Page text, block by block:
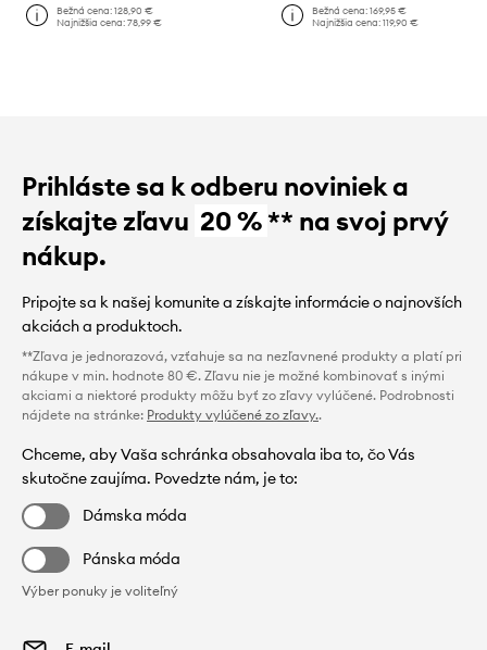
Bežná cena:128,90 €
Najnižšia cena:78,99 €
Bežná cena: 169,95 €
Najnižšia cena: 119,90 €
Prihláste sa k odberu noviniek a
získajte zľavu 20 %** na svoj prvý
nákup.
Pripojte sa k našej komunite a získajte informácie o najnovších
akciách a produktoch.
**Zľava je jednorazová, vzťahuje sa na nezľavnené produkty a platí pri
nákupe v min. hodnote 80 €. Zľavu nie je možné kombinovať s inými
akciami a niektoré produkty môžu byť zo zľavy vylúčené. Podrobnosti
nájdete na stránke: Produkty vylúčené zo zľavy..
Chceme, aby Vaša schránka obsahovala iba to, čo Vás
skutočne zaujíma. Povedzte nám, je to:
Dámska móda
Pánska móda
Výber ponuky je voliteľný